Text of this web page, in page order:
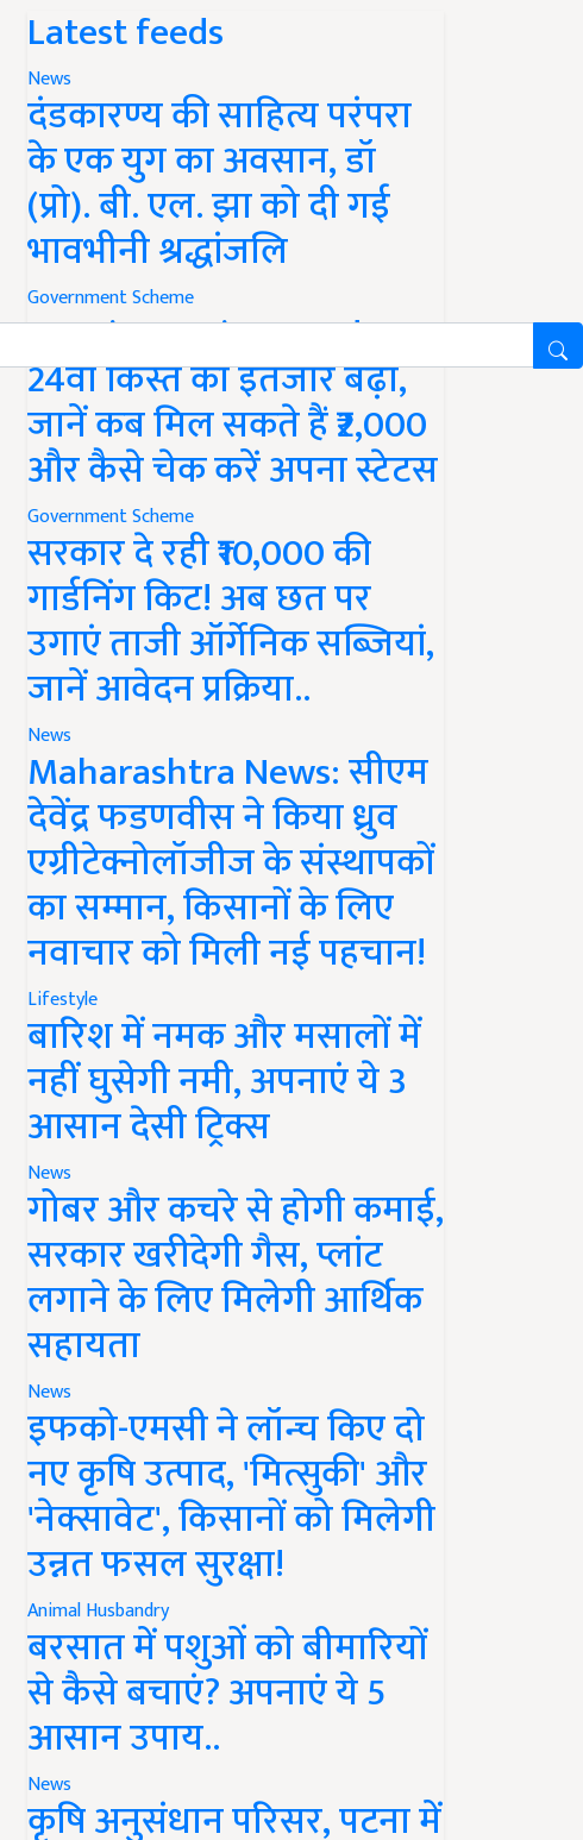
Latest feeds
News
दंडकारण्य की साहित्य परंपरा
के एक युग का अवसान, डॉ
(प्रो). बी. एल. झा को दी गई
भावभीनी श्रद्धांजलि
Government Scheme
PM Kisan Yojana Update:
24वीं किस्त का इंतजार बढ़ा,
जानें कब मिल सकते हैं ₹2,000
और कैसे चेक करें अपना स्टेटस
Government Scheme
सरकार दे रही ₹10,000 की
गार्डनिंग किट! अब छत पर
उगाएं ताजी ऑर्गेनिक सब्जियां,
जानें आवेदन प्रक्रिया..
News
Maharashtra News: सीएम
देवेंद्र फडणवीस ने किया ध्रुव
एग्रीटेक्नोलॉजीज के संस्थापकों
का सम्मान, किसानों के लिए
नवाचार को मिली नई पहचान!
Lifestyle
बारिश में नमक और मसालों में
नहीं घुसेगी नमी, अपनाएं ये 3
आसान देसी ट्रिक्स
News
गोबर और कचरे से होगी कमाई,
सरकार खरीदेगी गैस, प्लांट
लगाने के लिए मिलेगी आर्थिक
सहायता
News
इफको-एमसी ने लॉन्च किए दो
नए कृषि उत्पाद, 'मित्सुकी' और
'नेक्सावेट', किसानों को मिलेगी
उन्नत फसल सुरक्षा!
Animal Husbandry
बरसात में पशुओं को बीमारियों
से कैसे बचाएं? अपनाएं ये 5
आसान उपाय..
News
कृषि अनुसंधान परिसर, पटना में